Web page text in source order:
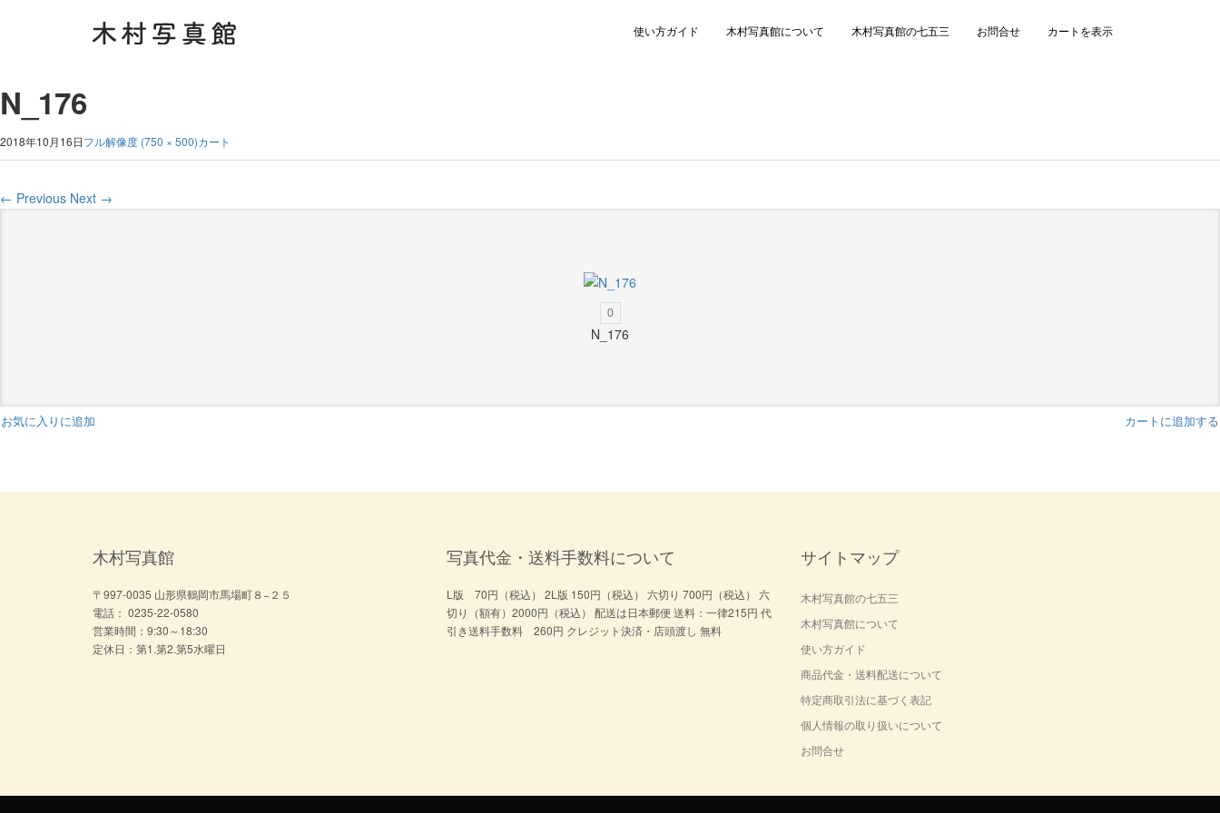
使い方ガイド 木村写真館について 木村写真館の七五三 お問合せ カートを表示
N_176
2018年10月16日フル解像度 (750 × 500)カート
← Previous Next →
0
N_176
お気に入りに追加 カートに追加する
木村写真館
〒997-0035 山形県鶴岡市馬場町８−２５
電話： 0235-22-0580
営業時間：9:30～18:30
定休日：第1.第2.第5水曜日
写真代金・送料手数料について
L版 70円（税込） 2L版 150円（税込） 六切り 700円（税込） 六
切り（額有）2000円（税込） 配送は日本郵便 送料：一律215円 代
引き送料手数料 260円 クレジット決済・店頭渡し 無料
サイトマップ
木村写真館の七五三
木村写真館について
使い方ガイド
商品代金・送料配送について
特定商取引法に基づく表記
個人情報の取り扱いについて
お問合せ